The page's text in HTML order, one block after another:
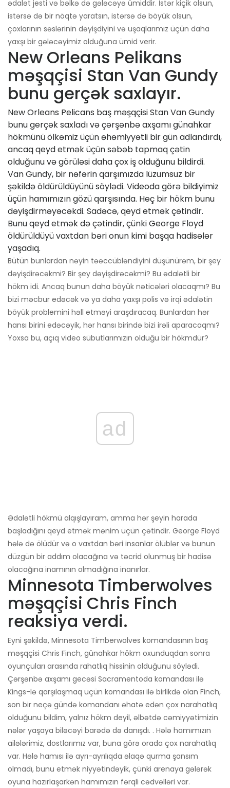
ədalət jesti və bəlkə də gələcəyə ümiddir. İstər kiçik olsun,
istərsə də bir nöqtə yaratsın, istərsə də böyük olsun,
çoxlarının səslərinin dəyişdiyini və uşaqlarımız üçün daha
yaxşı bir gələcəyimiz olduğuna ümid verir.
New Orleans Pelikans
məşqçisi Stan Van Gundy
bunu gerçək saxlayır.
New Orleans Pelicans baş məşqçisi Stan Van Gundy
bunu gerçək saxladı və çərşənbə axşamı günahkar
hökmünü ölkəmiz üçün əhəmiyyətli bir gün adlandırdı,
ancaq qeyd etmək üçün səbəb tapmaq çətin
olduğunu və görüləsi daha çox iş olduğunu bildirdi.
Van Gundy, bir nəfərin qarşımızda lüzumsuz bir
şəkildə öldürüldüyünü söylədi. Videoda görə bildiyimiz
üçün hamımızın gözü qarşısında. Heç bir hökm bunu
dəyişdirməyəcəkdi. Sadəcə, qeyd etmək çətindir.
Bunu qeyd etmək də çətindir, çünki George Floyd
öldürüldüyü vaxtdan bəri onun kimi başqa hadisələr
yaşadıq.
Bütün bunlardan nəyin təəccübləndiyini düşünürəm, bir şey
dəyişdirəcəkmi? Bir şey dəyişdirəcəkmi? Bu ədalətli bir
hökm idi. Ancaq bunun daha böyük nəticələri olacaqmı? Bu
bizi məcbur edəcək və ya daha yaxşı polis və irqi ədalətin
böyük problemini həll etməyi araşdıracaq. Bunlardan hər
hansı birini edəcəyik, hər hansı birində bizi irəli aparacaqmı?
Yoxsa bu, açıq video sübutlarımızın olduğu bir hökmdür?
ad
Ədalətli hökmü alqışlayıram, amma hər şeyin harada
başladığını qeyd etmək mənim üçün çətindir. George Floyd
hələ də ölüdür və o vaxtdan bəri insanlar ölüblər və bunun
düzgün bir addım olacağına və təcrid olunmuş bir hadisə
olacağına inamının olmadığına inanırlar.
Minnesota Timberwolves
məşqçisi Chris Finch
reaksiya verdi.
Eyni şəkildə, Minnesota Timberwolves komandasının baş
məşqçisi Chris Finch, günahkar hökm oxunduqdan sonra
oyunçuları arasında rahatlıq hissinin olduğunu söylədi.
Çərşənbə axşamı gecəsi Sacramentoda komandası ilə
Kings-lə qarşılaşmaq üçün komandası ilə birlikdə olan Finch,
son bir neçə gündə komandanı əhatə edən çox narahatlıq
olduğunu bildim, yalnız hökm deyil, əlbətdə cəmiyyətimizin
nələr yaşaya biləcəyi barədə də danışdı. . Hələ hamımızın
ailələrimiz, dostlarımız var, buna görə orada çox narahatlıq
var. Hələ hamısı ilə ayrı-ayrılıqda əlaqə qurma şansım
olmadı, bunu etmək niyyətindəyik, çünki arenaya gələrək
oyuna hazırlaşarkən hamımızın fərqli cədvəlləri var.